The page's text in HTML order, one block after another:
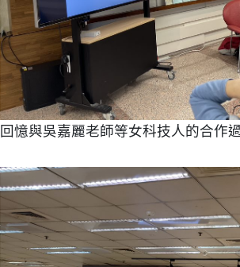
回憶與吳嘉麗老師等女科技人的合作